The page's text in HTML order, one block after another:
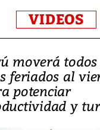
VIDEOS
moverá
feriados al
potenciar
y